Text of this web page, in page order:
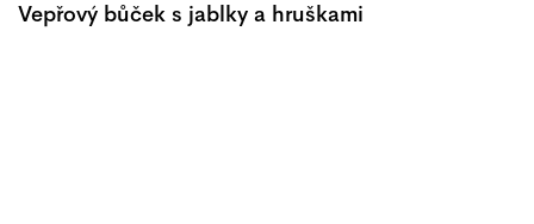
Vepřový bůček s jablky a hruškami